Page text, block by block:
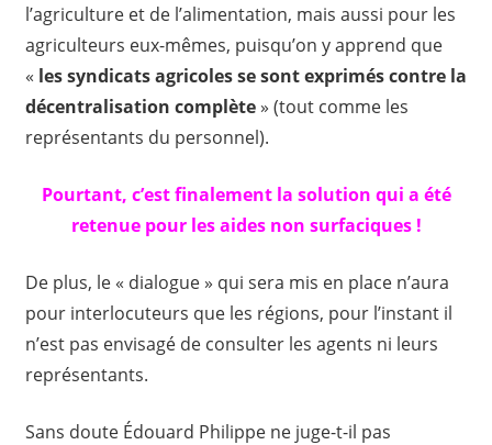
l’agriculture et de l’alimentation, mais aussi pour les
agriculteurs eux-mêmes, puisqu’on y apprend que
« les syndicats agricoles se sont exprimés contre la
décentralisation complète» (tout comme les
représentants du personnel).
Pourtant, c’est finalement la solution qui a été
retenue pour les aides non surfaciques !
De plus, le « dialogue » qui sera mis en place n’aura
pour interlocuteurs que les régions, pour l’instant il
n’est pas envisagé de consulter les agents ni leurs
représentants.
Sans doute Édouard Philippe ne juge-t-il pas